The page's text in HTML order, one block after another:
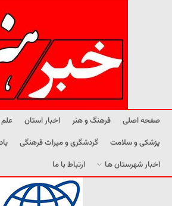
صفحه اصلی فرهنگ و هنر اخبار استان
پزشکی و سلامت
گردشگری و میراث فرهنگی
اخبار شهرستان ها
ارتباط با ما